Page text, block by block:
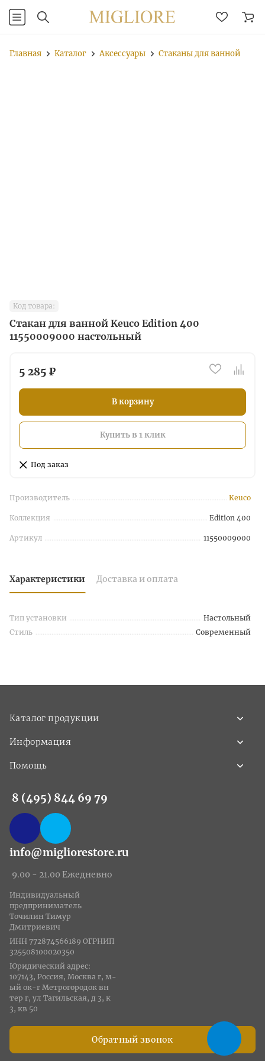
Главная Каталог Аксессуары Стаканы для ванной
Код товара:
Стакан для ванной Keuco Edition 400
11550009000 настольный
5 285 ₽
В корзину
Купить в 1 клик
Под заказ
Производитель Keuco
Коллекция Edition 400
Артикул 11550009000
Характеристики Доставка и оплата
Тип установки
Настольный
Стиль
Современный
Каталог продукции
Информация
Помощь
8 (495) 844 69 79
info@migliorestore.ru
9.00 - 21.00 Ежедневно
Обратный звонок
Индивидуальный
предприниматель
Точилин Тимур
Дмитриевич
ИНН 772874566189 ОГРНИП
325508100020350
Юридический адрес:
107143, Россия, Москва г, м-
ый ок-г Метрогородок вн
тер г, ул Тагильская, д 3, к
3, кв 50